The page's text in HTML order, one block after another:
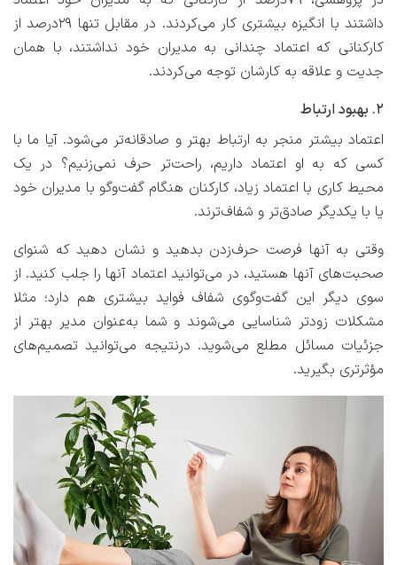
داشتند با انگیزه بیشتری کار می‌‌کردند. در مقابل تنها ۲۹درصد از
کارکنانی که اعتماد چندانی به مدیران خود نداشتند، با همان
جدیت و علاقه به کارشان توجه می‌‌کردند.
۲. بهبود ارتباط
اعتماد بیشتر منجر به ارتباط بهتر و صادقانه‌تر می‌شود. آیا ما با
کسی که به او اعتماد داریم، راحت‌تر حرف نمی‌زنیم؟ در یک
محیط کاری با اعتماد زیاد، کارکنان هنگام گفت‌وگو با مدیران خود
یا با یکدیگر صادق‌تر و شفاف‌ترند.
وقتی به آنها فرصت حرف‌زدن بدهید و نشان دهید که شنوای
صحبت‌های آنها هستید، در می‌توانید اعتماد آنها را جلب کنید. از
سوی دیگر این گفت‌وگوی شفاف فواید بیشتری هم دارد؛ مثلا
مشکلات زودتر شناسایی می‌شوند و شما به‌عنوان مدیر بهتر از
جزئیات مسائل مطلع می‌شوید. درنتیجه می‌توانید تصمیم‌های
مؤثرتری بگیرید.